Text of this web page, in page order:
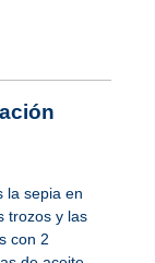
la sepia en
trozos y las
con 2